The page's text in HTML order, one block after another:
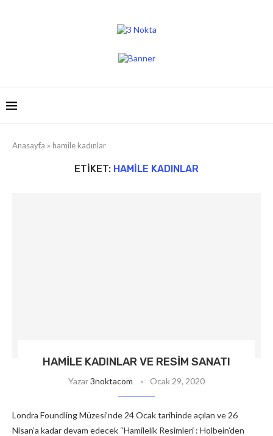
Anasayfa » hamile kadınlar
ETIKET: HAMILE KADINLAR
HAMILE KADINLAR VE RESIM SANATI
Yazar3noktacom Ocak 29, 2020
Londra Foundling Müzesi’nde 24 Ocak tarihinde açılan ve 26
Nisan’a kadar devam edecek “Hamilelik Resimleri : Holbein’den